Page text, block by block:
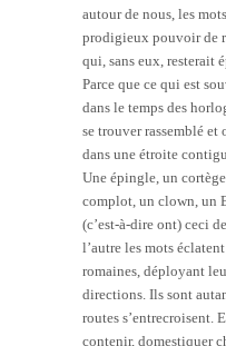
autour de nous, les
prodigieux pouvoir de
qui, sans eux, resterait
Parce que ce qui est
dans le temps des
se trouver rassemblé et
dans une étroite
Une épingle, un
complot, un clown, un
(c’est-à-dire ont) ceci
l’autre les mots
romaines, déployant
directions. Ils sont
routes s’entrecroisent.
contenir, domestiquer